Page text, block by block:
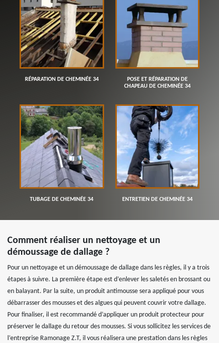
RÉPARATION DE CHEMINÉE 34
POSE ET RÉPARATION DE
CHAPEAU DE CHEMINÉE 34
TUBAGE DE CHEMINÉE 34 ENTRETIEN DE CHEMINÉE 34
Comment réaliser un nettoyage et un
démoussage de dallage ?
Pour un nettoyage et un démoussage de dallage dans les règles, il y a trois
étapes à suivre. La première étape est d’enlever les saletés en brossant ou
en balayant. Par la suite, un produit antimousse sera appliqué pour vous
débarrasser des mousses et des algues qui peuvent couvrir votre dallage.
Pour finaliser, il est recommandé d’appliquer un produit protecteur pour
préserver le dallage du retour des mousses. Si vous sollicitez les services de
l’entreprise Ramonage Z.T, il vous réalisera une prestation dans les règles